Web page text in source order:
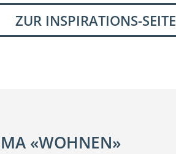
ZUR INSPIRATIONS-SEITE
«WOHNEN»